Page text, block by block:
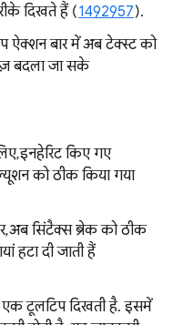
दिखते हैं (1492957).
ऐक्शन बार में अब टेक्स्ट को
बदला जा सके
इनहेरिट किए गए
को ठीक किया गया
अब सिंटैक्स ब्रेक को ठीक
हटा दी जाती हैं
टूलटिप दिखती है. इसमें